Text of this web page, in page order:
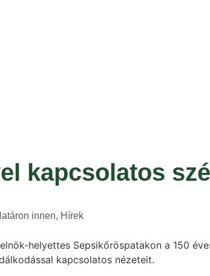
kapcsolatos
innen, Hírek
helyettes Sepsikőröspatakon a 150
kapcsolatos nézeteit.